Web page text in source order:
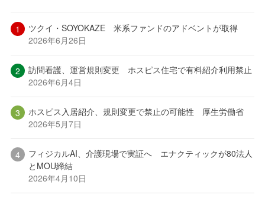
ツクイ・SOYOKAZE 米系ファンドのアドベントが取得
2026年6月26日
訪問看護、運営規則変更 ホスピス住宅で有料紹介利用禁止
2026年6月4日
ホスピス入居紹介、規則変更で禁止の可能性 厚生労働省
2026年5月7日
フィジカルAI、介護現場で実証へ エナクティックが80法人
とMOU締結
2026年4月10日